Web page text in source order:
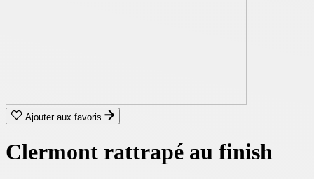
Ajouter aux favoris
Clermont rattrapé au finish